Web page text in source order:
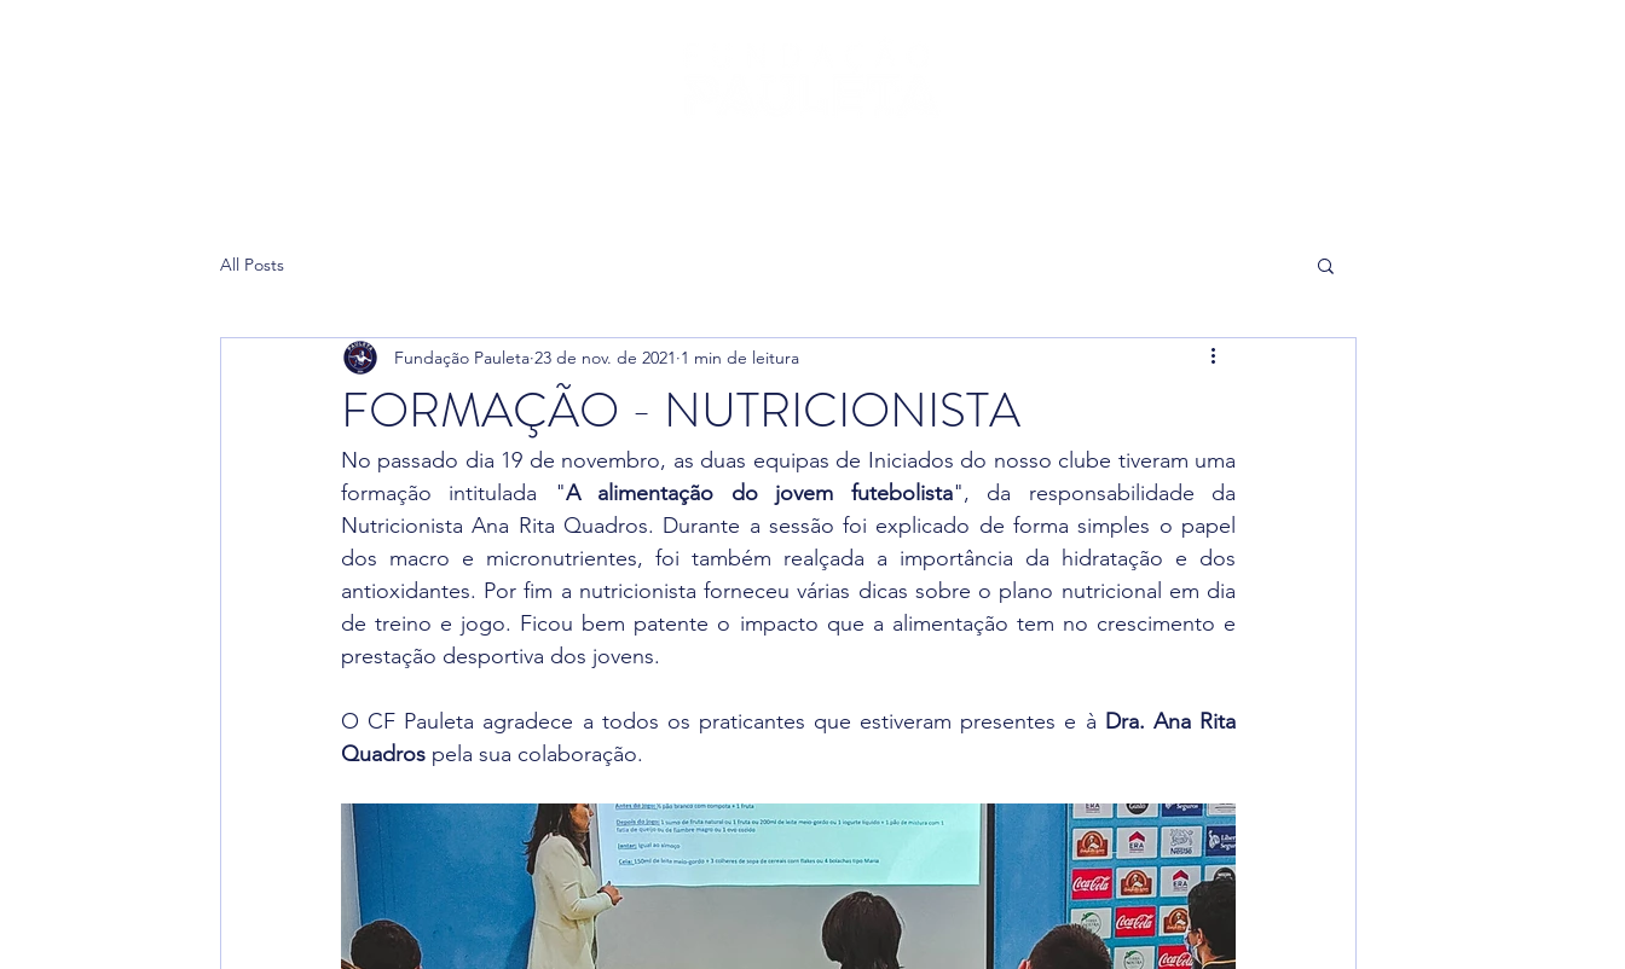
All Posts
FORMAÇÃO - NUTRICIONISTA
Fundação Pauleta 23 de nov. de 2021 1 min de leitura
No passado dia 19 de novembro, as duas equipas de Iniciados do nosso clube tiveram uma
formação intitulada "A alimentação do jovem futebolista", da responsabilidade da
Nutricionista Ana Rita Quadros. Durante a sessão foi explicado de forma simples o papel
dos macro e micronutrientes, foi também realçada a importância da hidratação e dos
antioxidantes. Por fim a nutricionista forneceu várias dicas sobre o plano nutricional em dia
de treino e jogo. Ficou bem patente o impacto que a alimentação tem no crescimento e
prestação desportiva dos jovens.
O CF Pauleta agradece a todos os praticantes que estiveram presentes e à Dra. Ana Rita
Quadros pela sua colaboração.